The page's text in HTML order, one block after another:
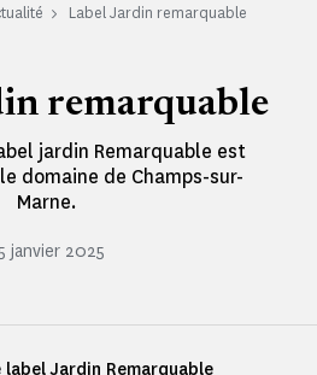
Label Jardin remarquable
remarquable
jardin Remarquable est
domaine de Champs-sur-
Marne.
janvier 2025
label Jardin Remarquable